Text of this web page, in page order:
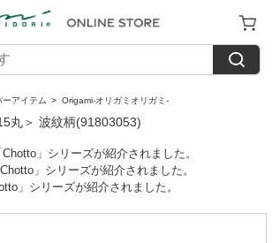
ーアイテム > Origami-オリガミオリガミ-
丸＞ 波紋柄(91803053)
」シリーズが紹介されました。
」シリーズが紹介されました。
」シリーズが紹介されました。